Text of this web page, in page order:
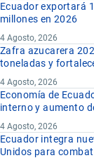
Ecuador exportará
millones en 2026
4 Agosto, 2026
Zafra azucarera
toneladas y
4 Agosto, 2026
Economía de
interno y aumento
4 Agosto, 2026
Ecuador integra
Unidos para